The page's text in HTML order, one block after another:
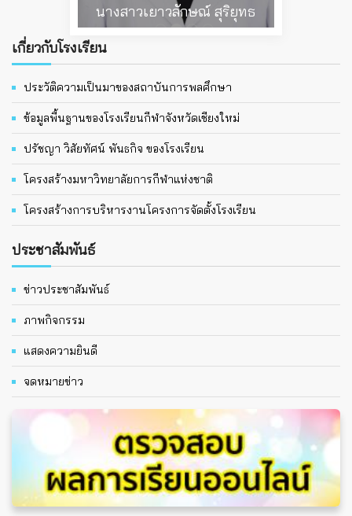
นางสาวเยาวลักษณ์ สุริยุทธ
เกี่ยวกับโรงเรียน
ประวัติความเป็นมาของสถาบันการพลศึกษา
ข้อมูลพื้นฐานของโรงเรียนกีฬาจังหวัดเชียงใหม่
ปรัชญา วิสัยทัศน์ พันธกิจ ของโรงเรียน
โครงสร้างมหาวิทยาลัยการกีฬาแห่งชาติ
โครงสร้างการบริหารงานโครงการจัดตั้งโรงเรียน
ประชาสัมพันธ์
ข่าวประชาสัมพันธ์
ภาพกิจกรรม
แสดงความยินดี
จดหมายข่าว